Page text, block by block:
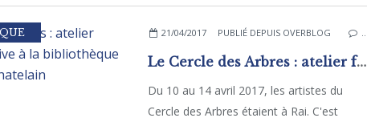
21/04/2017 PUBLIÉ DEPUIS OVERBLOG
Le Cercle des Arbres : atelier fresque collective à la bibliothèque avec Patricia Chatelain
Du 10 au 14 avril 2017, les artistes du
Cercle des Arbres étaient à Rai. C'est